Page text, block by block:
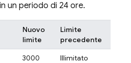
un periodo di 24 ore.
Nuovo
limite
Limite
precedente
3000
Illimitato